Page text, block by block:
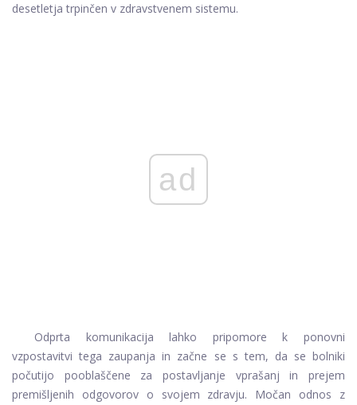
desetletja trpinčen v zdravstvenem sistemu.
ad
Odprta komunikacija lahko pripomore k ponovni
vzpostavitvi tega zaupanja in začne se s tem, da se bolniki
počutijo pooblaščene za postavljanje vprašanj in prejem
premišljenih odgovorov o svojem zdravju. Močan odnos z